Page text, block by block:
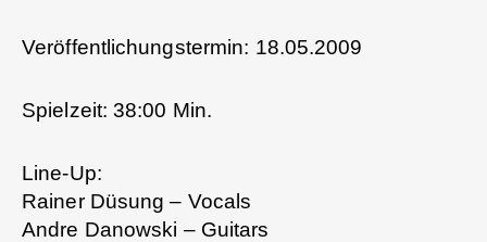
Veröffentlichungstermin: 18.05.2009
Spielzeit: 38:00 Min.
Line-Up:
Rainer Düsung – Vocals
Andre Danowski – Guitars